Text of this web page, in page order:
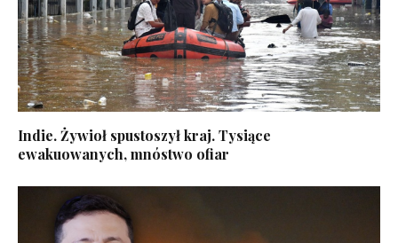
Indie. Żywioł spustoszył kraj. Tysiące
ewakuowanych, mnóstwo ofiar